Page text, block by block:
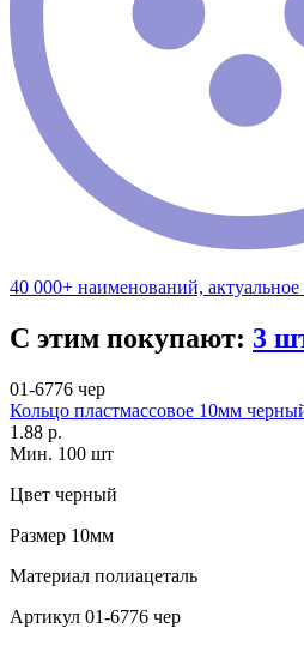
40 000+ наименований, актуальное
С этим покупают: 3
01-6776 чер
Кольцо пластмассовое 10мм
1.88 р.
Мин. 100 шт
Цвет черный
Размер 10мм
Материал полиацеталь
Артикул 01-6776 чер